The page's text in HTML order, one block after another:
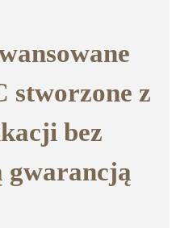
stworzone z
bez
gwarancją